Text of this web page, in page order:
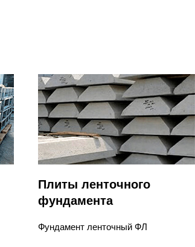
Плиты ленточного
фундамента
Фундамент ленточный ФЛ